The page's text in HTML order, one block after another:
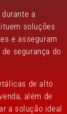
a
soluções
e asseguram
segurança do
de alto
além de
a solução ideal